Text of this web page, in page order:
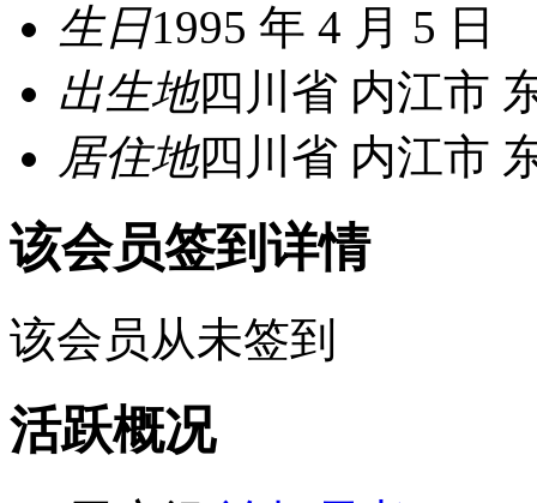
生日1995 年 4 月 5 日
出生地四川省 内江市
居住地四川省 内江市
该会员签到详情
该会员从未签到
活跃概况